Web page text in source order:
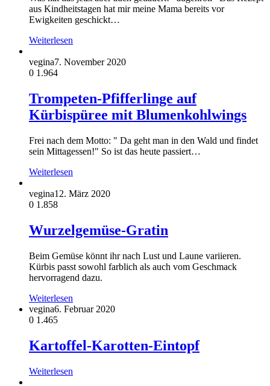
aus Kindheitstagen hat mir meine Mama bereits vor
Ewigkeiten geschickt…
Weiterlesen
vegina7. November 2020
0 1.964
Trompeten-Pfifferlinge auf
Kürbispüree mit Blumenkohlwings
Frei nach dem Motto: " Da geht man in den Wald und findet
sein Mittagessen!" So ist das heute passiert…
Weiterlesen
vegina12. März 2020
0 1.858
Wurzelgemüse-Gratin
Beim Gemüse könnt ihr nach Lust und Laune variieren.
Kürbis passt sowohl farblich als auch vom Geschmack
hervorragend dazu.
Weiterlesen
vegina6. Februar 2020
0 1.465
Kartoffel-Karotten-Eintopf
Weiterlesen